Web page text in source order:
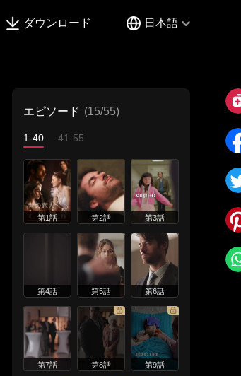
ダウンロード 日本語
エピソード (15/55)
1-40 41-55
第1話 第2話 第3話
第4話 第5話 第6話
第7話 第8話 第9話